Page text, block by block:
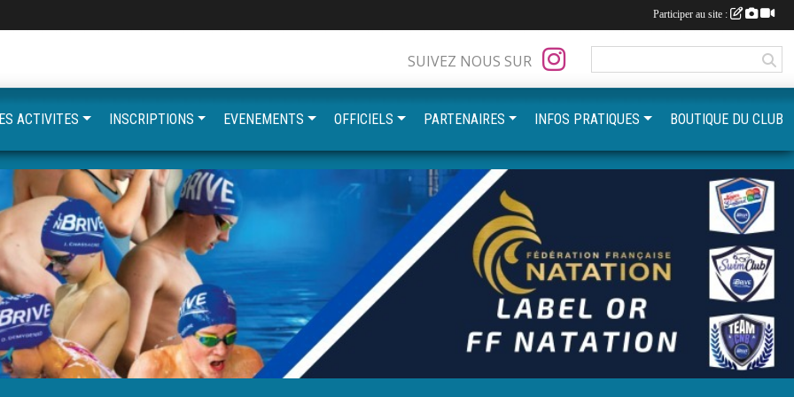
SUIVEZ NOUS SUR
ACTIVITES INSCRIPTIONS EVENEMENTS OFFICIELS PARTENAIRES INFOS PRATIQUES BOUTIQUE DU CLUB
Participer au site :